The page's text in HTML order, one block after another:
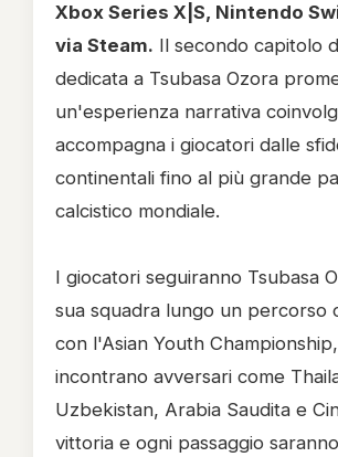
Xbox Series X|S, Nintendo
via Steam. Il secondo capitolo
dedicata a Tsubasa Ozora
un'esperienza narrativa
accompagna i giocatori dalle
continentali fino al più grande
calcistico mondiale.
I giocatori seguiranno Tsubasa
sua squadra lungo un percorso
con l'Asian Youth
incontrano avversari come
Uzbekistan, Arabia Saudita e
vittoria e ogni passaggio